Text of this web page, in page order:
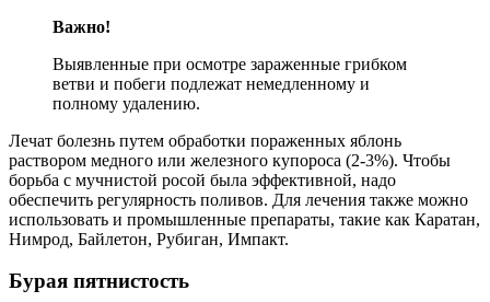
Важно!
Выявленные при осмотре зараженные грибком
ветви и побеги подлежат немедленному и
полному удалению.
Лечат болезнь путем обработки пораженных яблонь
раствором медного или железного купороса (2-3%). Чтобы
борьба с мучнистой росой была эффективной, надо
обеспечить регулярность поливов. Для лечения также можно
использовать и промышленные препараты, такие как Каратан,
Нимрод, Байлетон, Рубиган, Импакт.
Бурая пятнистость